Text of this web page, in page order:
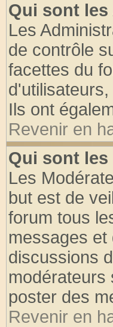
Qui sont
Les
de contrôle
facettes du
Ils ont
Revenir en
Qui sont les
Les
but est de
forum tous
messages et
discussions
poster des
Revenir en